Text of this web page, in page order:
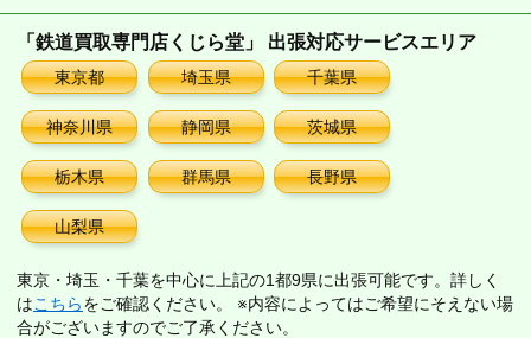
「鉄道買取専門店くじら堂」 出張対応サービスエリア
東京都 埼玉県 千葉県
神奈川県 静岡県 茨城県
栃木県 群馬県 長野県
山梨県
東京・埼玉・千葉を中心に上記の1都9県に出張可能です。詳しく
はこちらをご確認ください。 ※内容によってはご希望にそえない場
合がございますのでご了承ください。